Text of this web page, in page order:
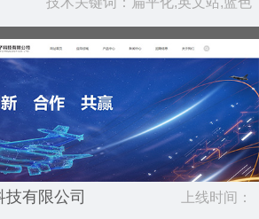
有限公司 上线时间：